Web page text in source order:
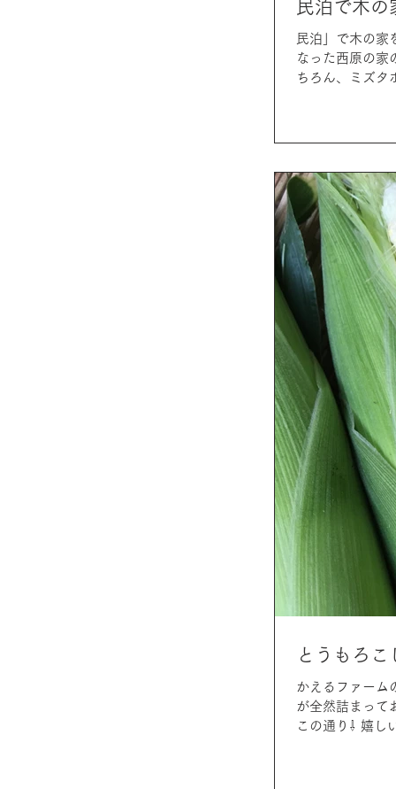
民泊で木の
民泊」で木の家
なった西原の家
ちろん、ミズタ
とうもろこ
かえるファーム
が全然詰まって
この通り⇩ 嬉し